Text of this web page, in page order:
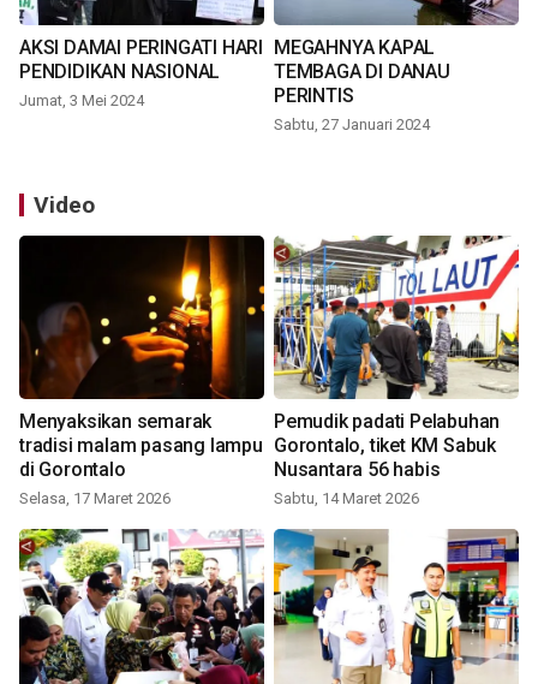
AKSI DAMAI PERINGATI HARI
PENDIDIKAN NASIONAL
Jumat, 3 Mei 2024
MEGAHNYA KAPAL
TEMBAGA DI DANAU
PERINTIS
Sabtu, 27 Januari 2024
Video
Menyaksikan semarak
tradisi malam pasang lampu
di Gorontalo
Selasa, 17 Maret 2026
Pemudik padati Pelabuhan
Gorontalo, tiket KM Sabuk
Nusantara 56 habis
Sabtu, 14 Maret 2026